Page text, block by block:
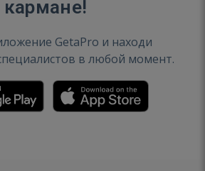
кармане!
GetaPro и находи
в любой момент.